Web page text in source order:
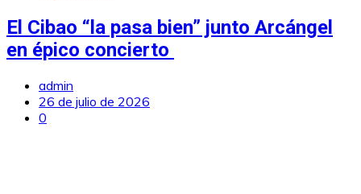
El Cibao “la pasa bien” junto Arcángel
en épico concierto
admin
26 de julio de 2026
0